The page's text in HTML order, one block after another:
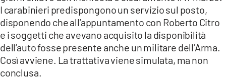
I carabinieri predispongono un servizio sul posto,
disponendo che all’appuntamento con Roberto Citro
e i soggetti che avevano acquisito la disponibilità
dell’auto fosse presente anche un militare dell’Arma.
Così avviene. La trattativa viene simulata, ma non
conclusa.